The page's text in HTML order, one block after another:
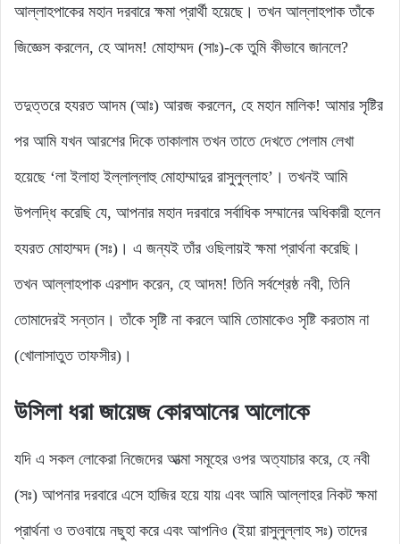
আল্লাহপাকের মহান দরবারে ক্ষমা প্রার্থী হয়েছে। তখন আল্লাহপাক তাঁকে
জিজ্ঞেস করলেন, হে আদম! মোহাম্মদ (সাঃ)-কে তুমি কীভাবে জানলে?
তদুত্তরে হযরত আদম (আঃ) আরজ করলেন, হে মহান মালিক! আমার সৃষ্টির
পর আমি যখন আরশের দিকে তাকালাম তখন তাতে দেখতে পেলাম লেখা
হয়েছে ‘লা ইলাহা ইল্লাল্লাহু মোহাম্মাদুর রাসুলুল্লাহ’। তখনই আমি
উপলদ্ধি করেছি যে, আপনার মহান দরবারে সর্বাধিক সম্মানের অধিকারী হলেন
হযরত মোহাম্মদ (সঃ)। এ জন্যই তাঁর ওছিলায়ই ক্ষমা প্রার্থনা করেছি।
তখন আল্লাহপাক এরশাদ করেন, হে আদম! তিনি সর্বশ্রেষ্ঠ নবী, তিনি
তোমাদেরই সন্তান। তাঁকে সৃষ্টি না করলে আমি তোমাকেও সৃষ্টি করতাম না
(খোলাসাতুত তাফসীর)।
উসিলা ধরা জায়েজ কোরআনের আলোকে
যদি এ সকল লোকেরা নিজেদের আত্মা সমূহের ওপর অত্যাচার করে, হে নবী
(সঃ) আপনার দরবারে এসে হাজির হয়ে যায় এবং আমি আল্লাহর নিকট ক্ষমা
প্রার্থনা ও তওবায়ে নছুহা করে এবং আপনিও (ইয়া রাসুলুল্লাহ সঃ) তাদের